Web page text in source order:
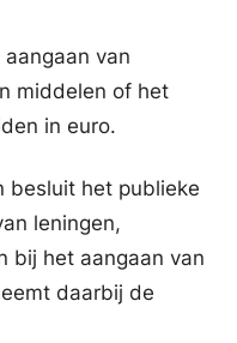
van
middelen of het
in euro.
besluit het publieke
leningen,
bij het aangaan van
daarbij de